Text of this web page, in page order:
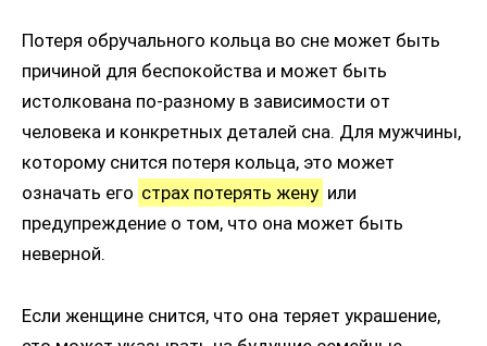
Потеря обручального кольца во сне может быть
причиной для беспокойства и может быть
истолкована по-разному в зависимости от
человека и конкретных деталей сна. Для мужчины,
которому снится потеря кольца, это может
означать его страх потерять жену или
предупреждение о том, что она может быть
неверной.
Если женщине снится, что она теряет украшение,